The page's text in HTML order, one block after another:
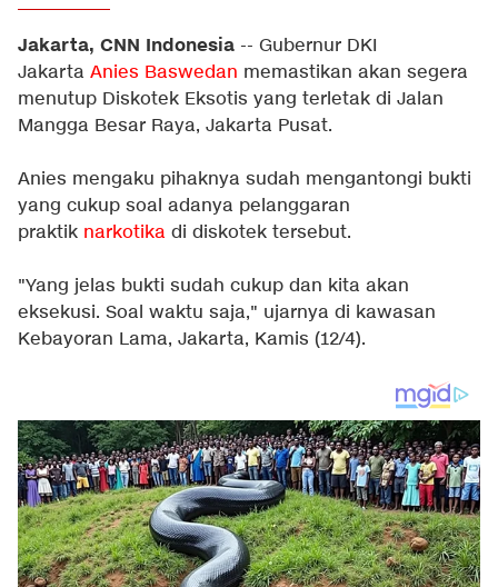
Jakarta, CNN Indonesia -- Gubernur DKI
Jakarta Anies Baswedan memastikan akan segera
menutup Diskotek Eksotis yang terletak di Jalan
Mangga Besar Raya, Jakarta Pusat.
Anies mengaku pihaknya sudah mengantongi bukti
yang cukup soal adanya pelanggaran
praktik narkotika di diskotek tersebut.
"Yang jelas bukti sudah cukup dan kita akan
eksekusi. Soal waktu saja," ujarnya di kawasan
Kebayoran Lama, Jakarta, Kamis (12/4).